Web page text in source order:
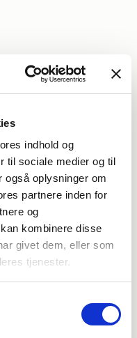
indhold og
til sociale medier og til
også oplysninger om
partnere inden for
og
kombinere disse
givet dem, eller som
tjenester.